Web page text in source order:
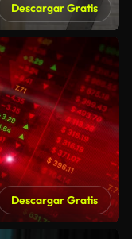
Descargar Gratis
Descargar Gratis